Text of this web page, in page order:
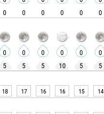
0 0 0 0 0 0
0 0 0 0 0 0
5 5 5 10 5 5
18 17 16 16 15 14